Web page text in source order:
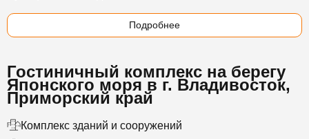
Подробнее
Гостиничный комплекс на берегу
Японского моря в г. Владивосток,
Приморский край
Комплекс зданий и сооружений